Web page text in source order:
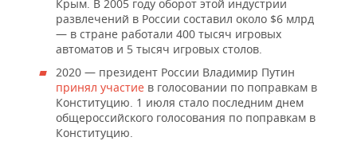
Крым. В 2005 году оборот этой индустрии
развлечений в России составил около $6 млрд
— в стране работали 400 тысяч игровых
автоматов и 5 тысяч игровых столов.
2020 — президент России Владимир Путин
принял участие в голосовании по поправкам в
Конституцию. 1 июля стало последним днем
общероссийского голосования по поправкам в
Конституцию.